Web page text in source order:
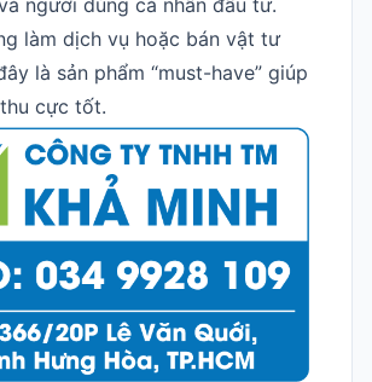
làm dịch vụ hoặc bán vật tư
là sản phẩm “must-have” giúp
cực tốt.